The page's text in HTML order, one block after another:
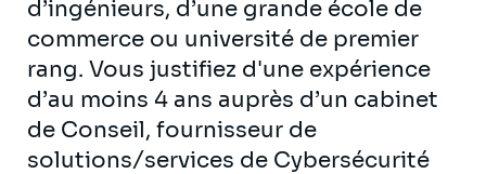
d’ingénieurs, d’une grande école de
commerce ou université de premier
rang. Vous justifiez d'une expérience
d’au moins 4 ans auprès d’un cabinet
de Conseil, fournisseur de
solutions/services de Cybersécurité